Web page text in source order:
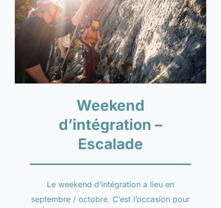
Weekend
d’intégration –
Escalade
Le weekend d’intégration a lieu en
septembre / octobre. C’est l’occasion pour